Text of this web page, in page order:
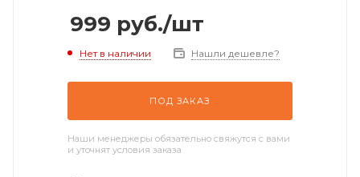
999 руб./шт
Нет в наличии Нашли дешевле?
ПОД ЗАКАЗ
Наши менеджеры обязательно свяжутся с вами
и уточнят условия заказа